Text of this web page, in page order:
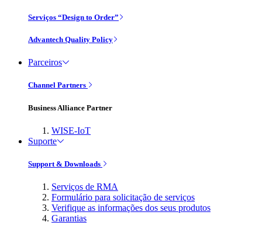
Serviços “Design to Order”
Advantech Quality Policy
Parceiros
Channel Partners
Business Alliance Partner
WISE-IoT
Suporte
Support & Downloads
Serviços de RMA
Formulário para solicitação de serviços
Verifique as informações dos seus produtos
Garantias